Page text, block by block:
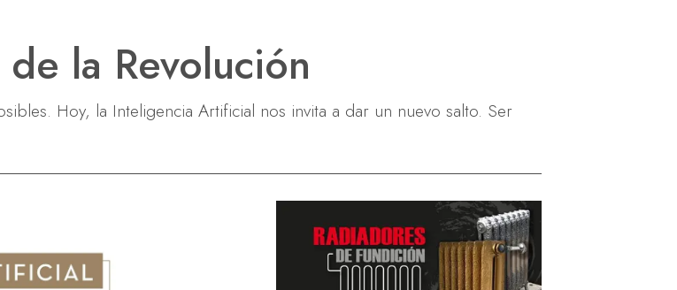
Viajeros & Corresponsales
la Revolución
Hoy, la Inteligencia Artificial nos invita a dar un nuevo salto. Ser